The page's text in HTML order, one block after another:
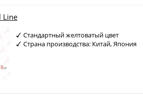
Line
Стандартный желтоватый цвет
Страна производства: Китай, Япония